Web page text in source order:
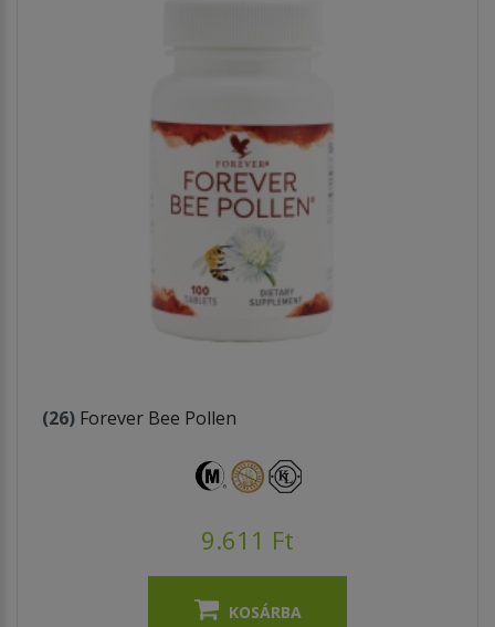
(26) Forever Bee Pollen
9.611 Ft
KOSÁRBA